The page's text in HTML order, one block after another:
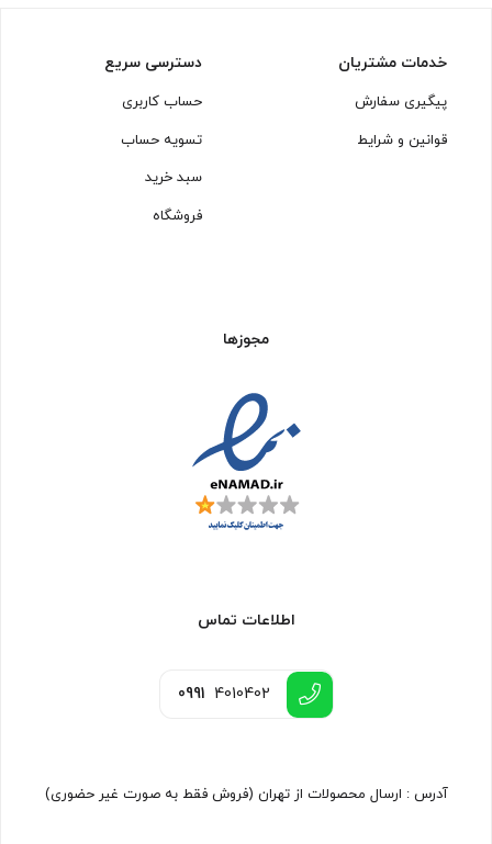
خدمات مشتریان
پیگیری سفارش
قوانین و شرایط
دسترسی سریع
حساب کاربری
تسویه حساب
سبد خرید
فروشگاه
مجوزها
اطلاعات تماس
0991 4010402
آدرس : ارسال محصولات از تهران (فروش فقط به صورت غیر حضوری)